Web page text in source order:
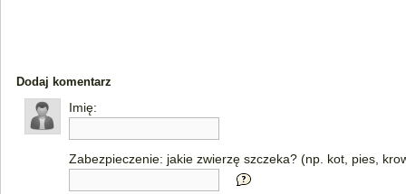
Dodaj komentarz
Imię:
Zabezpieczenie: jakie zwierzę szczeka? (np. kot, pies,